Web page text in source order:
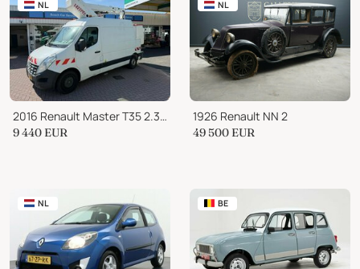
NL
2016 Renault Master T35 2.3 DCI L2H2 HOOGWERKER 14m BTW #KOOPJE
9 440 EUR
NL
1926 Renault NN 2
49 500 EUR
NL BE